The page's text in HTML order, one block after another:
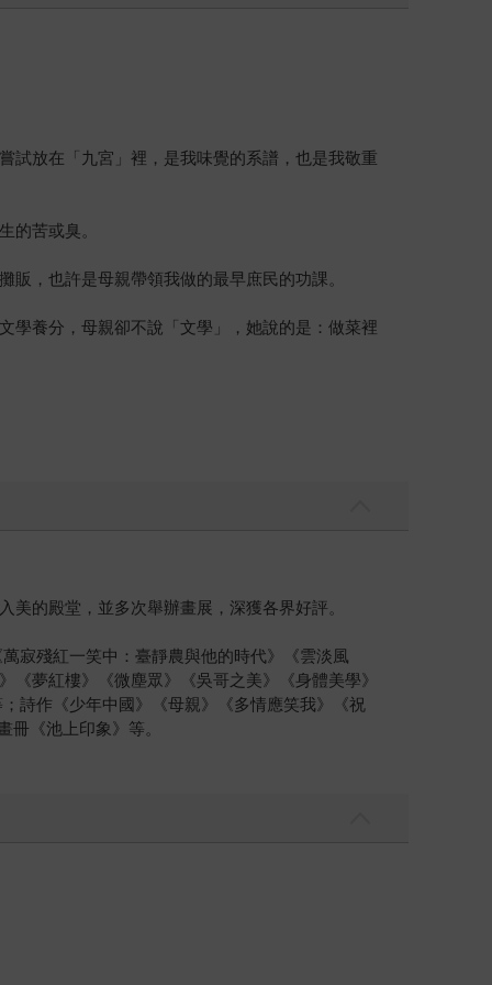
試放在「九宮」裡，是我味覺的系譜，也是我敬重
的苦或臭。
，也許是母親帶領我做的最早庶民的功課。
學養分，母親卻不說「文學」，她說的是：做菜裡
的殿堂，並多次舉辦畫展，深獲各界好評。
寂殘紅一笑中：臺靜農與他的時代》《雲淡風
夢紅樓》《微塵眾》《吳哥之美》《身體美學》
詩作《少年中國》《母親》《多情應笑我》《祝
《池上印象》等。